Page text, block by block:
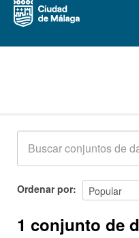
Acerca de
Ordenar por
1 conjunto de